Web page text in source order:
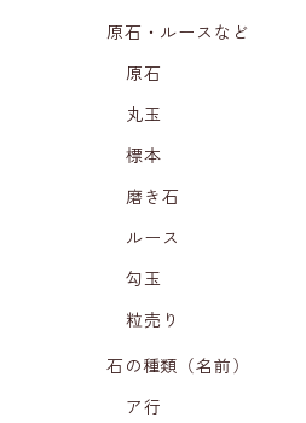
原石・ルースなど
原石
丸玉
標本
磨き石
ルース
勾玉
粒売り
石の種類（名前）
ア行